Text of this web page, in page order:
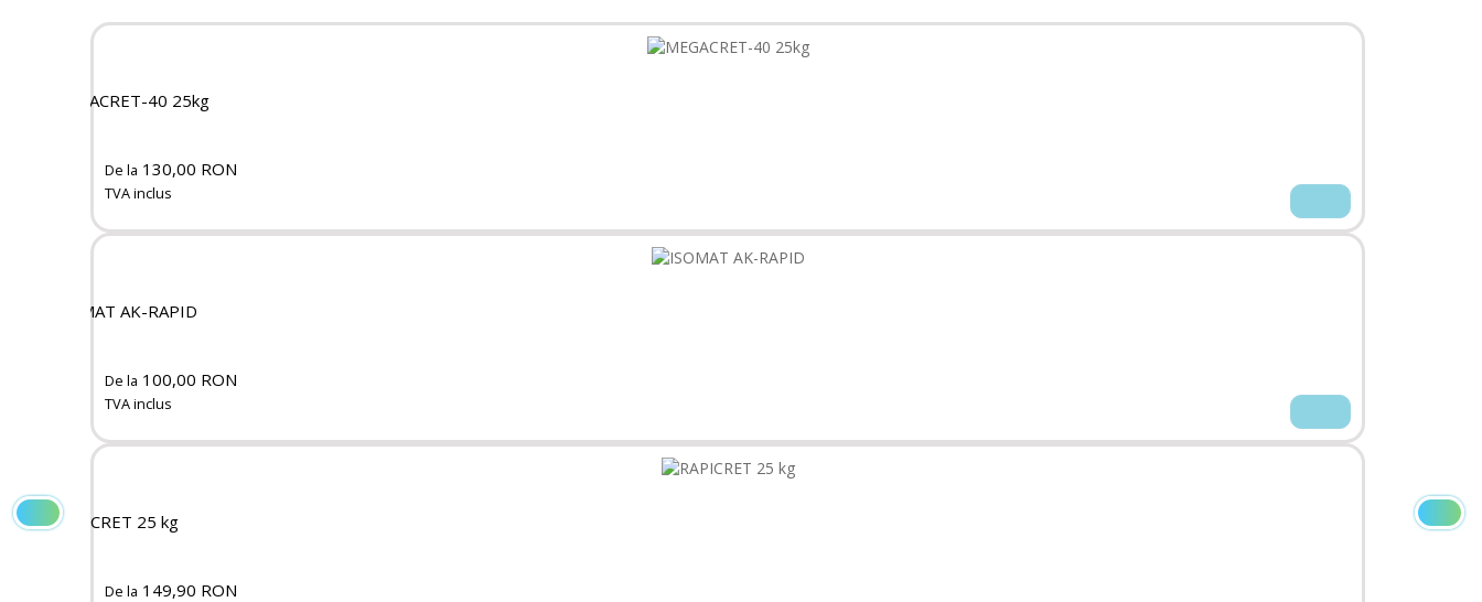
MEGACRET-40 25kg
De la 130,00 RON
TVA inclus
ISOMAT AK-RAPID
De la 100,00 RON
TVA inclus
RAPICRET 25 kg
De la 149,90 RON